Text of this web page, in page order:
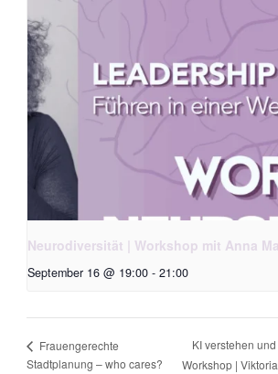
Neurodiversität | Workshop mit Anna
September 16 @ 19:00 - 21:00
Frauengerechte
Stadtplanung – who cares?
KI verstehen
Workshop |